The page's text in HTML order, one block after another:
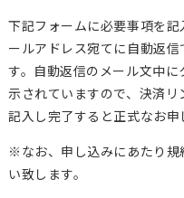
下記フォームに必要事項を
ールアドレス宛てに自動返
す。自動返信のメール文中
示されていますので、決済
記入し完了すると正式なお申
※なお、申し込みにあたり
い致します。